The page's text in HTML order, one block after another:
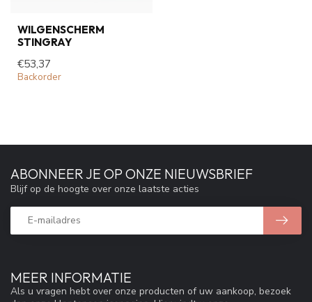
WILGENSCHERM
STINGRAY
€53,37
Backorder
MEER INFORMATIE
Als u vragen hebt over onze producten of uw aankoop, bezoek
ABONNEER JE OP ONZE NIEUWSBRIEF
Blijf op de hoogte over onze laatste acties